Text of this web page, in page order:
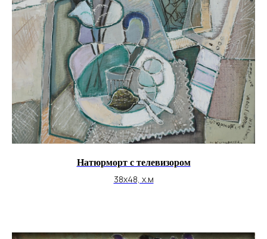
Натюрморт с телевизором
38х48, х.м